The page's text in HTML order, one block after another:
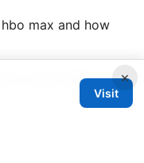
max and how
全上网的完整指南与×
Visit